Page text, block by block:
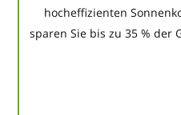
hocheffizienten
sparen Sie bis zu 35 % der